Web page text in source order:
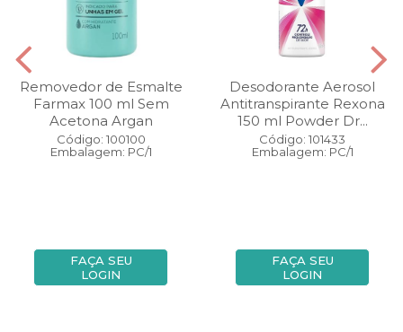
Removedor de Esmalte
Farmax 100 ml Sem
Acetona Argan
Código: 100100
Embalagem: PC/1
FAÇA SEU
LOGIN
Desodorante Aerosol
Antitranspirante Rexona
150 ml Powder Dr...
Código: 101433
Embalagem: PC/1
FAÇA SEU
LOGIN